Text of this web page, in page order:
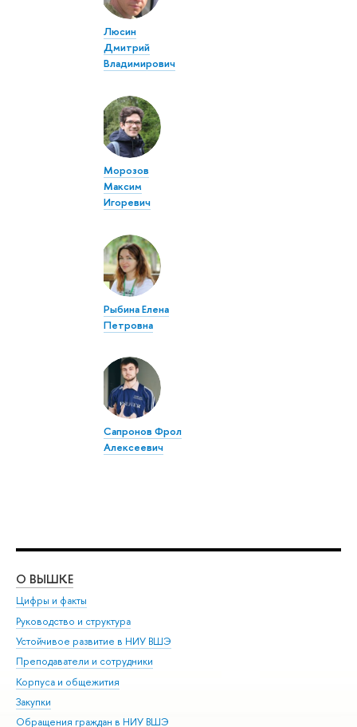
Люсин
Дмитрий
Владимирович
Морозов
Максим
Игоревич
Рыбина Елена
Петровна
Сапронов Фрол
Алексеевич
О ВЫШКЕ
Цифры и факты
Руководство и структура
Устойчивое развитие в НИУ ВШЭ
Преподаватели и сотрудники
Корпуса и общежития
Закупки
Обращения граждан в НИУ ВШЭ